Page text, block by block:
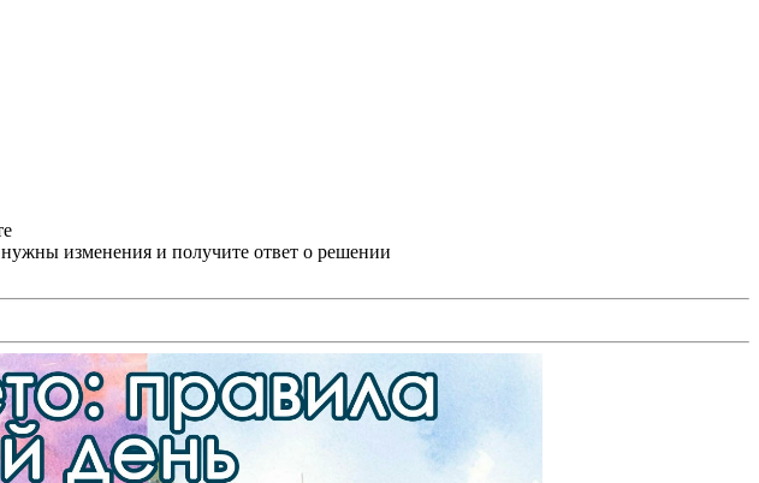
изменения и получите ответ о решении